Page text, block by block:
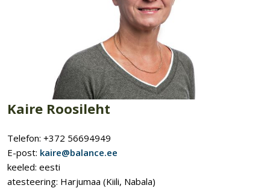
Kaire Roosileht
Telefon: +372 56694949
E-post: kaire@balance.ee
keeled: eesti
atesteering: Harjumaa (Kiili, Nabala)